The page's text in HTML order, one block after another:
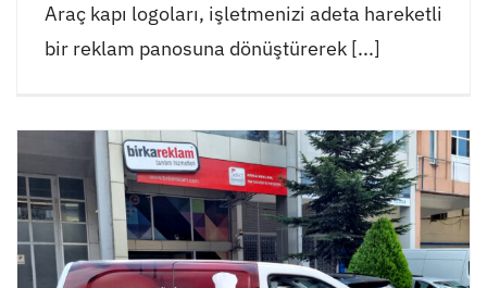
Araç kapı logoları, işletmenizi adeta hareketli
bir reklam panosuna dönüştürerek [...]